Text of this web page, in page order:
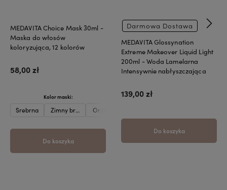
MEDAVITA Choice Mask 30ml -
Maska do włosów
koloryzująca, 12 kolorów
58,00 zł
Do koszyka
Kolor maski:
Srebrna Zimny brąz Orzech laskowy
Darmowa Dostawa
MEDAVITA Glossynation
Extreme Makeover Liquid Light
200ml - Woda Lamelarna
Intensywnie nabłyszczająca
139,00 zł
Do koszyka